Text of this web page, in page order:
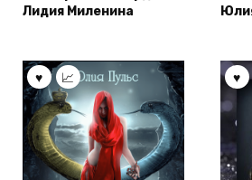
Лидия Миленина